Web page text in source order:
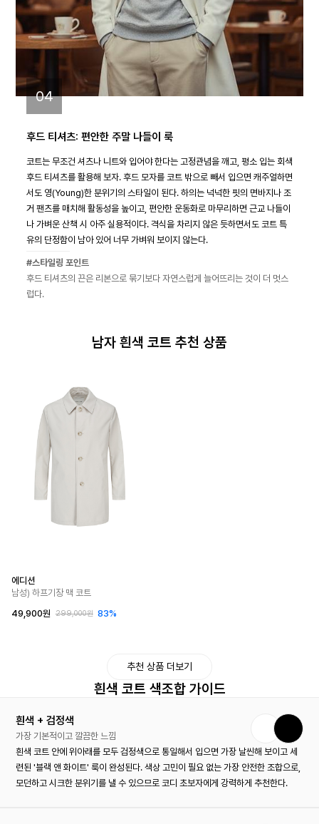
04
후드 티셔츠: 편안한 주말 나들이 룩
코트는 무조건 셔츠나 니트와 입어야 한다는 고정관념을 깨고, 평소 입는 회색
후드 티셔츠를 활용해 보자. 후드 모자를 코트 밖으로 빼서 입으면 캐주얼하면
서도 영(Young)한 분위기의 스타일이 된다. 하의는 넉넉한 핏의 면바지나 조
거 팬츠를 매치해 활동성을 높이고, 편안한 운동화로 마무리하면 근교 나들이
나 가벼운 산책 시 아주 실용적이다. 격식을 차리지 않은 듯하면서도 코트 특
유의 단정함이 남아 있어 너무 가벼워 보이지 않는다.
#스타일링 포인트
후드 티셔츠의 끈은 리본으로 묶기보다 자연스럽게 늘어뜨리는 것이 더 멋스
럽다.
남자 흰색 코트 추천 상품
에디션
남성) 하프기장 맥 코트
49,900원
299,000원 83%
추천 상품 더보기
흰색 코트 색조합 가이드
흰색 + 검정색
가장 기본적이고 깔끔한 느낌
흰색 코트 안에 위아래를 모두 검정색으로 통일해서 입으면 가장 날씬해 보이고 세
련된 '블랙 앤 화이트' 룩이 완성된다. 색상 고민이 필요 없는 가장 안전한 조합으로,
모던하고 시크한 분위기를 낼 수 있으므로 코디 초보자에게 강력하게 추천한다.